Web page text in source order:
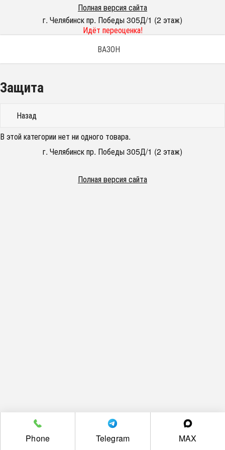
Полная версия сайта
г. Челябинск пр. Победы 305Д/1 (2 этаж)
Идёт переоценка!
ВАЗОН
Защита
Назад
В этой категории нет ни одного товара.
г. Челябинск пр. Победы 305Д/1 (2 этаж)
Полная версия сайта
Phone Telegram MAX